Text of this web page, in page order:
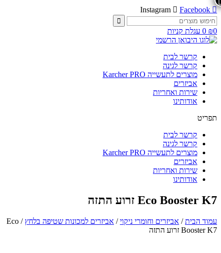
Instagram
Facebook
חיפוש
עבור:
₪0
0 עגלת קניות
קרשר לבית
קרשר לגינה
מוצרים לתעשייה Karcher PRO
אביזרים
שירות ואחריות
אודותינו
תפריט
קרשר לבית
קרשר לגינה
מוצרים לתעשייה Karcher PRO
אביזרים
שירות ואחריות
אודותינו
Eco Booster K7 זרוע התזה
עמוד הבית/ אביזרים וחומרי ניקוי/ אביזרים למכונות שטיפה בלחץ
/ Eco
Booster K7 זרוע התזה